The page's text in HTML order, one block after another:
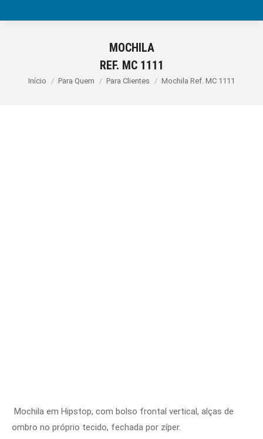
MOCHILA
REF. MC 1111
Você está aqui:
Início Para Quem Para Clientes Mochila Ref. MC 1111
Mochila em Hipstop, com bolso frontal vertical, alças de
ombro no próprio tecido, fechada por zíper.